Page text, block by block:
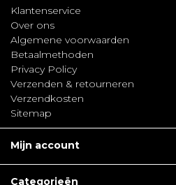
Klantenservice
Over ons
Algemene voorwaarden
Betaalmethoden
Privacy Policy
Verzenden & retourneren
Verzendkosten
Sitemap
Mijn account
Categorieën